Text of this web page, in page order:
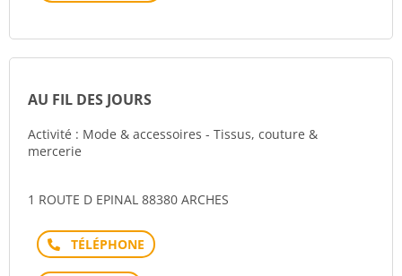
AU FIL DES JOURS
Activité : Mode & accessoires - Tissus, couture &
mercerie
1 ROUTE D EPINAL 88380 ARCHES
Téléphone